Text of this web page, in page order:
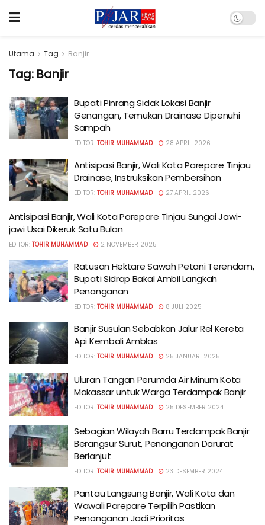
Utama Tag Banjir
Tag: Banjir
Bupati Pinrang Sidak Lokasi Banjir
Genangan, Temukan Drainase Dipenuhi
Sampah
EDITOR: TOHIR MUHAMMAD 28 APRIL 2026
Antisipasi Banjir, Wali Kota Parepare Tinjau
Drainase, Instruksikan Pembersihan
EDITOR: TOHIR MUHAMMAD 27 APRIL 2026
Antisipasi Banjir, Wali Kota Parepare Tinjau Sungai Jawi-
jawi Usai Dikeruk Satu Bulan
EDITOR: TOHIR MUHAMMAD 2 NOVEMBER 2025
Ratusan Hektare Sawah Petani Terendam,
Bupati Sidrap Bakal Ambil Langkah
Penanganan
EDITOR: TOHIR MUHAMMAD 8 JULI 2025
Banjir Susulan Sebabkan Jalur Rel Kereta
Api Kembali Amblas
EDITOR: TOHIR MUHAMMAD 25 JANUARI 2025
Uluran Tangan Perumda Air Minum Kota
Makassar untuk Warga Terdampak Banjir
EDITOR: TOHIR MUHAMMAD 25 DESEMBER 2024
Sebagian Wilayah Barru Terdampak Banjir
Berangsur Surut, Penanganan Darurat
Berlanjut
EDITOR: TOHIR MUHAMMAD 23 DESEMBER 2024
Pantau Langsung Banjir, Wali Kota dan
Wawali Parepare Terpilih Pastikan
Penanganan Jadi Prioritas